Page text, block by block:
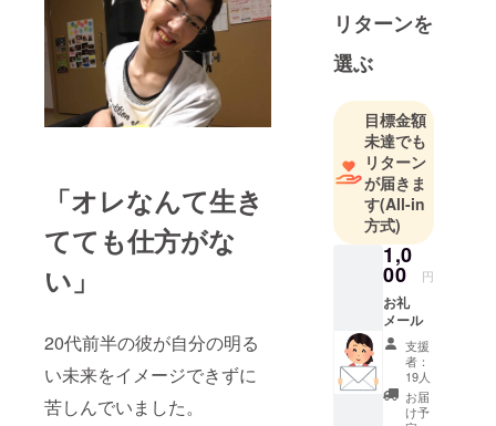
「オレなんて生き
てても仕方がな
い」
20代前半の彼が自分の明る
い未来をイメージできずに
苦しんでいました。
リターンを
選ぶ
目標金額
未達でも
リターン
が届きま
す(All-in
方式)
1,0
00 円
お礼
メール
支援
者：
19人
お届
け予